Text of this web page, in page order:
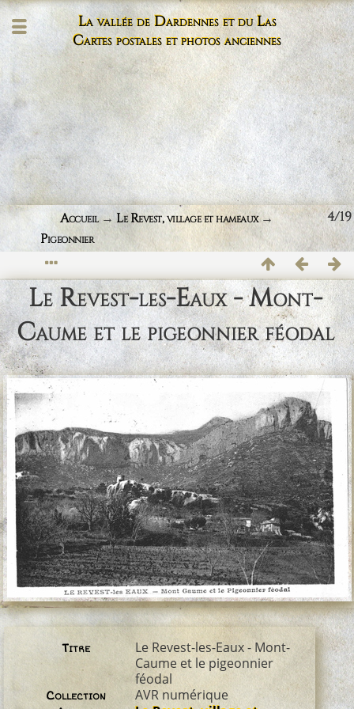
La vallée de Dardennes et du Las
Cartes postales et photos anciennes
4/19
Accueil→Le Revest, village et hameaux→
Pigeonnier
Le Revest-les-Eaux - Mont-
Caume et le pigeonnier féodal
Titre
Le Revest-les-Eaux - Mont-
Caume et le pigeonnier
féodal
Collection AVR numérique